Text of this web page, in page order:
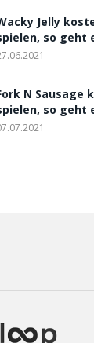
Jelly
so geht
N Sausage
so geht